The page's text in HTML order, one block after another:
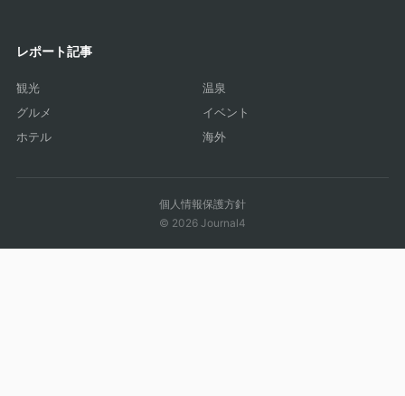
レポート記事
観光
温泉
グルメ
イベント
ホテル
海外
個人情報保護方針
© 2026 Journal4